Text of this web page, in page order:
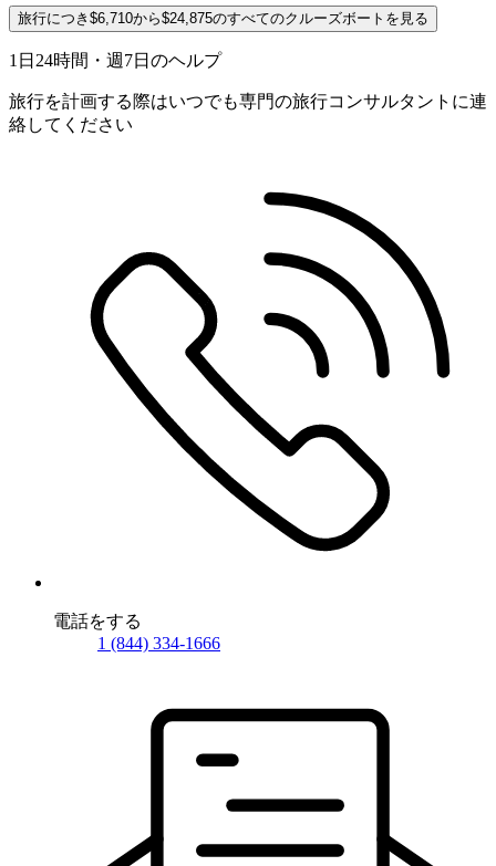
旅行につき$6,710から$24,875のすべてのクルーズボートを見る
1日24時間・週7日のヘルプ
旅行を計画する際はいつでも専門の旅行コンサルタントに連
絡してください
電話をする
1 (844) 334-1666